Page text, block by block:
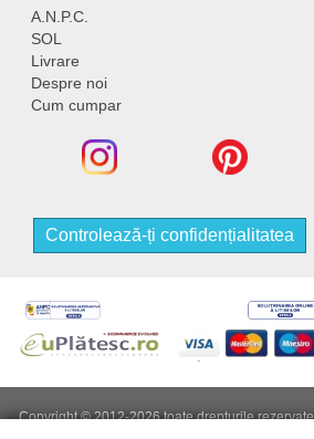
A.N.P.C.
SOL
Livrare
Despre noi
Cum cumpar
Controlează-ți confidențialitatea
Copyright © 2012-2026 toate drepturile